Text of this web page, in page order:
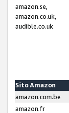
amazon.se,
amazon.co.uk,
audible.co.uk
Sito Amazon
amazon.com.be
amazon.fr